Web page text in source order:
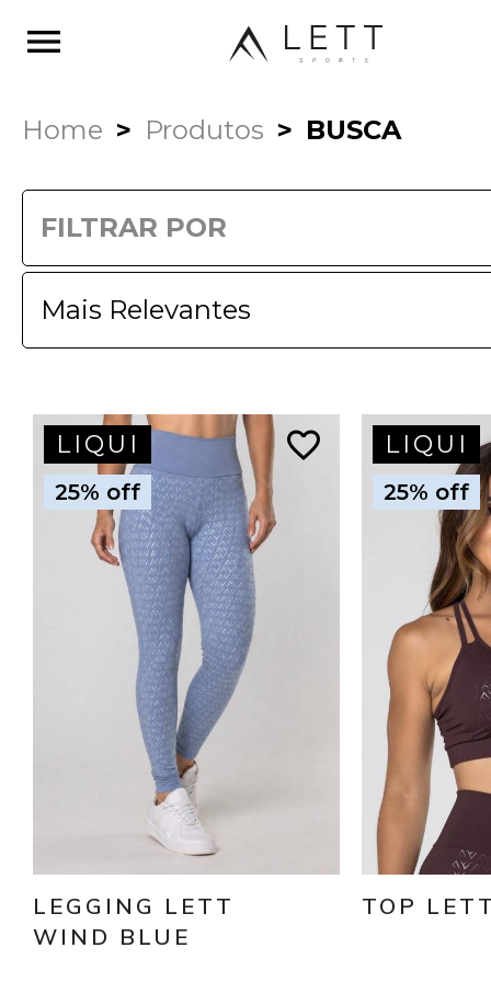
menu
Home Produtos BUSCA
FILTRAR POR
LIQUI
25% off
favorite_border
LEGGING LETT
WIND BLUE
LIQUI
25% off
TOP